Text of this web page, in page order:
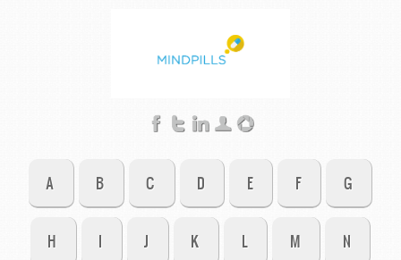
A B C D E F G
H I J K L M N